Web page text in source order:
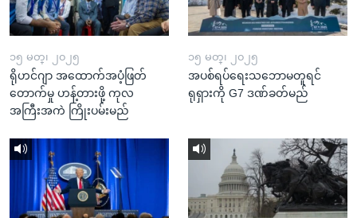
၁၅ မတ္၊ ၂၀၂၅
ရိုဟင်ဂျာ အထောက်အပံ့ဖြတ်
တောက်မှု ဟန့်တားဖို့ ကုလ
အကြီးအကဲ ကြိုးပမ်းမည်
၁၅ မတ္၊ ၂၀၂၅
အပစ်ရပ်ရေးသဘောမတူရင်
ရုရှားကို G7 ဒဏ်ခတ်မည်